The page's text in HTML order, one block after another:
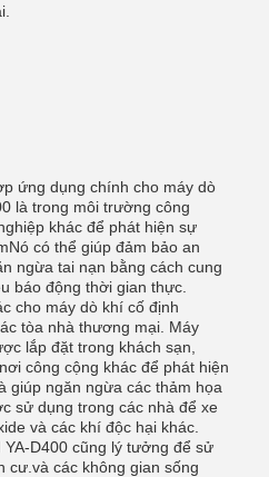
ứng dụng chính cho máy dò
là trong môi trường công
khác để phát hiện sự
có thể giúp đảm bảo an
ngừa tai nạn bằng cách cung
báo động thời gian thực.
cho máy dò khí cố định
tòa nhà thương mại. Máy
lắp đặt trong khách sạn,
công cộng khác để phát hiện
giúp ngăn ngừa các thảm họa
sử dụng trong các nhà để xe
và các khí độc hại khác.
YA-D400 cũng lý tưởng để sử
cư.và các không gian sống